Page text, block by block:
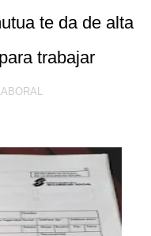
te da de alta
trabajar